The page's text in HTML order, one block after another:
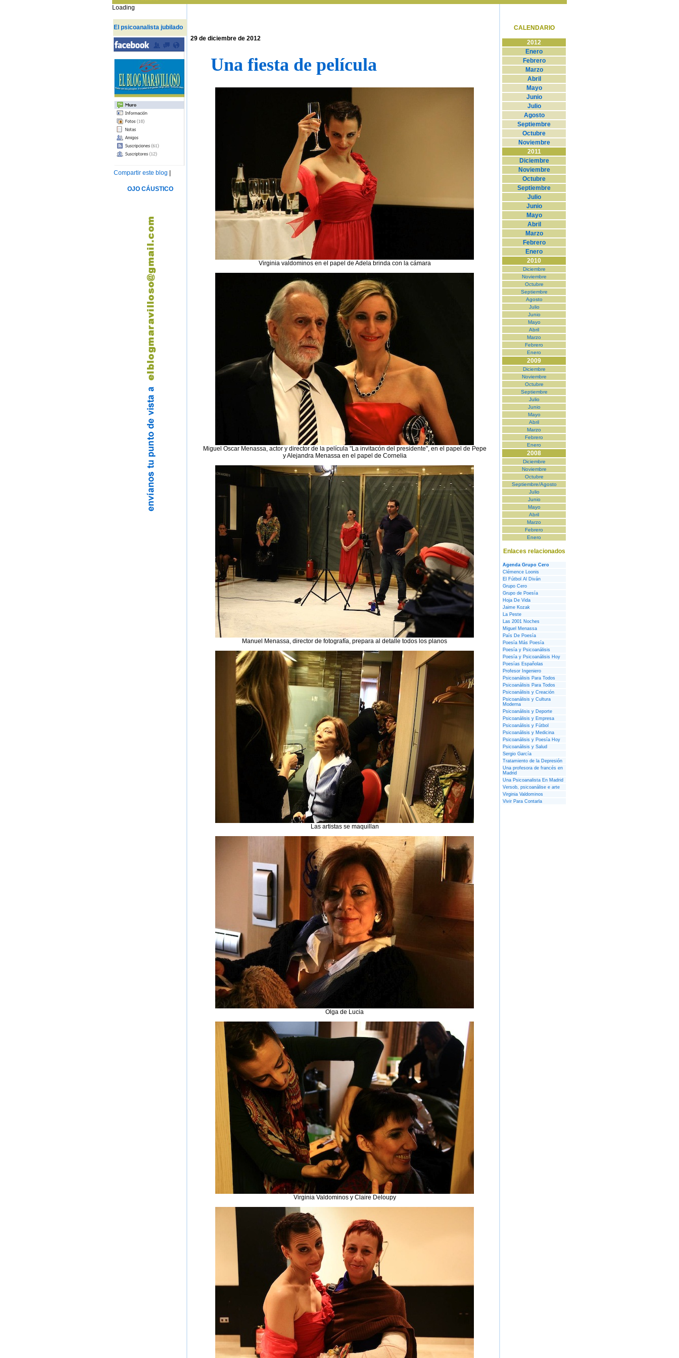
Loading
El psicoanalista jubilado
Compartir este blog
OJO CÁUSTICO
29 de diciembre de 2012
Una fiesta de película
Virginia valdominos en el papel de Adela brinda con la cámara
Miguel Oscar Menassa, actor y director de la película "La invitacón del presidente", en el papel de Pepe
y Alejandra Menassa en el papel de Cornelia
Manuel Menassa, director de fotografía, prepara al detalle todos los planos
Las artistas se maquillan
Olga de Lucia
Virginia Valdominos y Claire Deloupy
CALENDARIO
2012
Enero
Febrero
Marzo
Abril
Mayo
Junio
Julio
Agosto
Septiembre
Octubre
Noviembre
2011
Diciembre
Noviembre
Octubre
Septiembre
Julio
Junio
Mayo
Abril
Marzo
Febrero
Enero
2010
Diciembre
Noviembre
Octubre
Septiembre
Agosto
Julio
Junio
Mayo
Abril
Marzo
Febrero
Enero
2009
Diciembre
Noviembre
Octubre
Septiembre
Julio
Junio
Mayo
Abril
Marzo
Febrero
Enero
2008
Diciembre
Noviembre
Octubre
Septiembre/Agosto
Julio
Junio
Mayo
Abril
Marzo
Febrero
Enero
Enlaces relacionados
Agenda Grupo Cero
Clémence Loonis
El Fútbol Al Diván
Grupo Cero
Grupo de Poesía
Hoja De Vida
Jaime Kozak
La Peste
Las 2001 Noches
Miguel Menassa
País De Poesía
Poesía Más Poesía
Poesía y Psicoanálisis
Poesía y Psicoanálisis Hoy
Poesías Españolas
Profesor Ingeniero
Psicoanálisis Para Todos
Psicoanálisis Para Todos
Psicoanálisis y Creación
Psicoanálisis y Cultura
Moderna
Psicoanálisis y Deporte
Psicoanálisis y Empresa
Psicoanálisis y Fútbol
Psicoanálisis y Medicina
Psicoanálisis y Poesía Hoy
Psicoanálisis y Salud
Sergio García
Tratamiento de la Depresión
Una profesora de francés en
Madrid
Una Psicoanalista En Madrid
Versob, psicoanálise e arte
Virginia Valdominos
Vivir Para Contarla